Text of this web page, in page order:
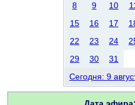
8
9 10
15
16 17
22
23 24
29
30
31
Сегодня: 9